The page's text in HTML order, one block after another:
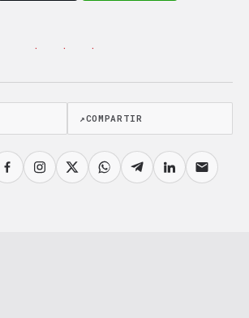
· · ·
↗COMPARTIR